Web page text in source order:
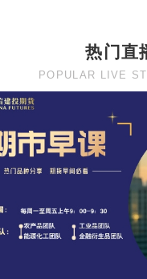
热门直
POPULAR LIVE